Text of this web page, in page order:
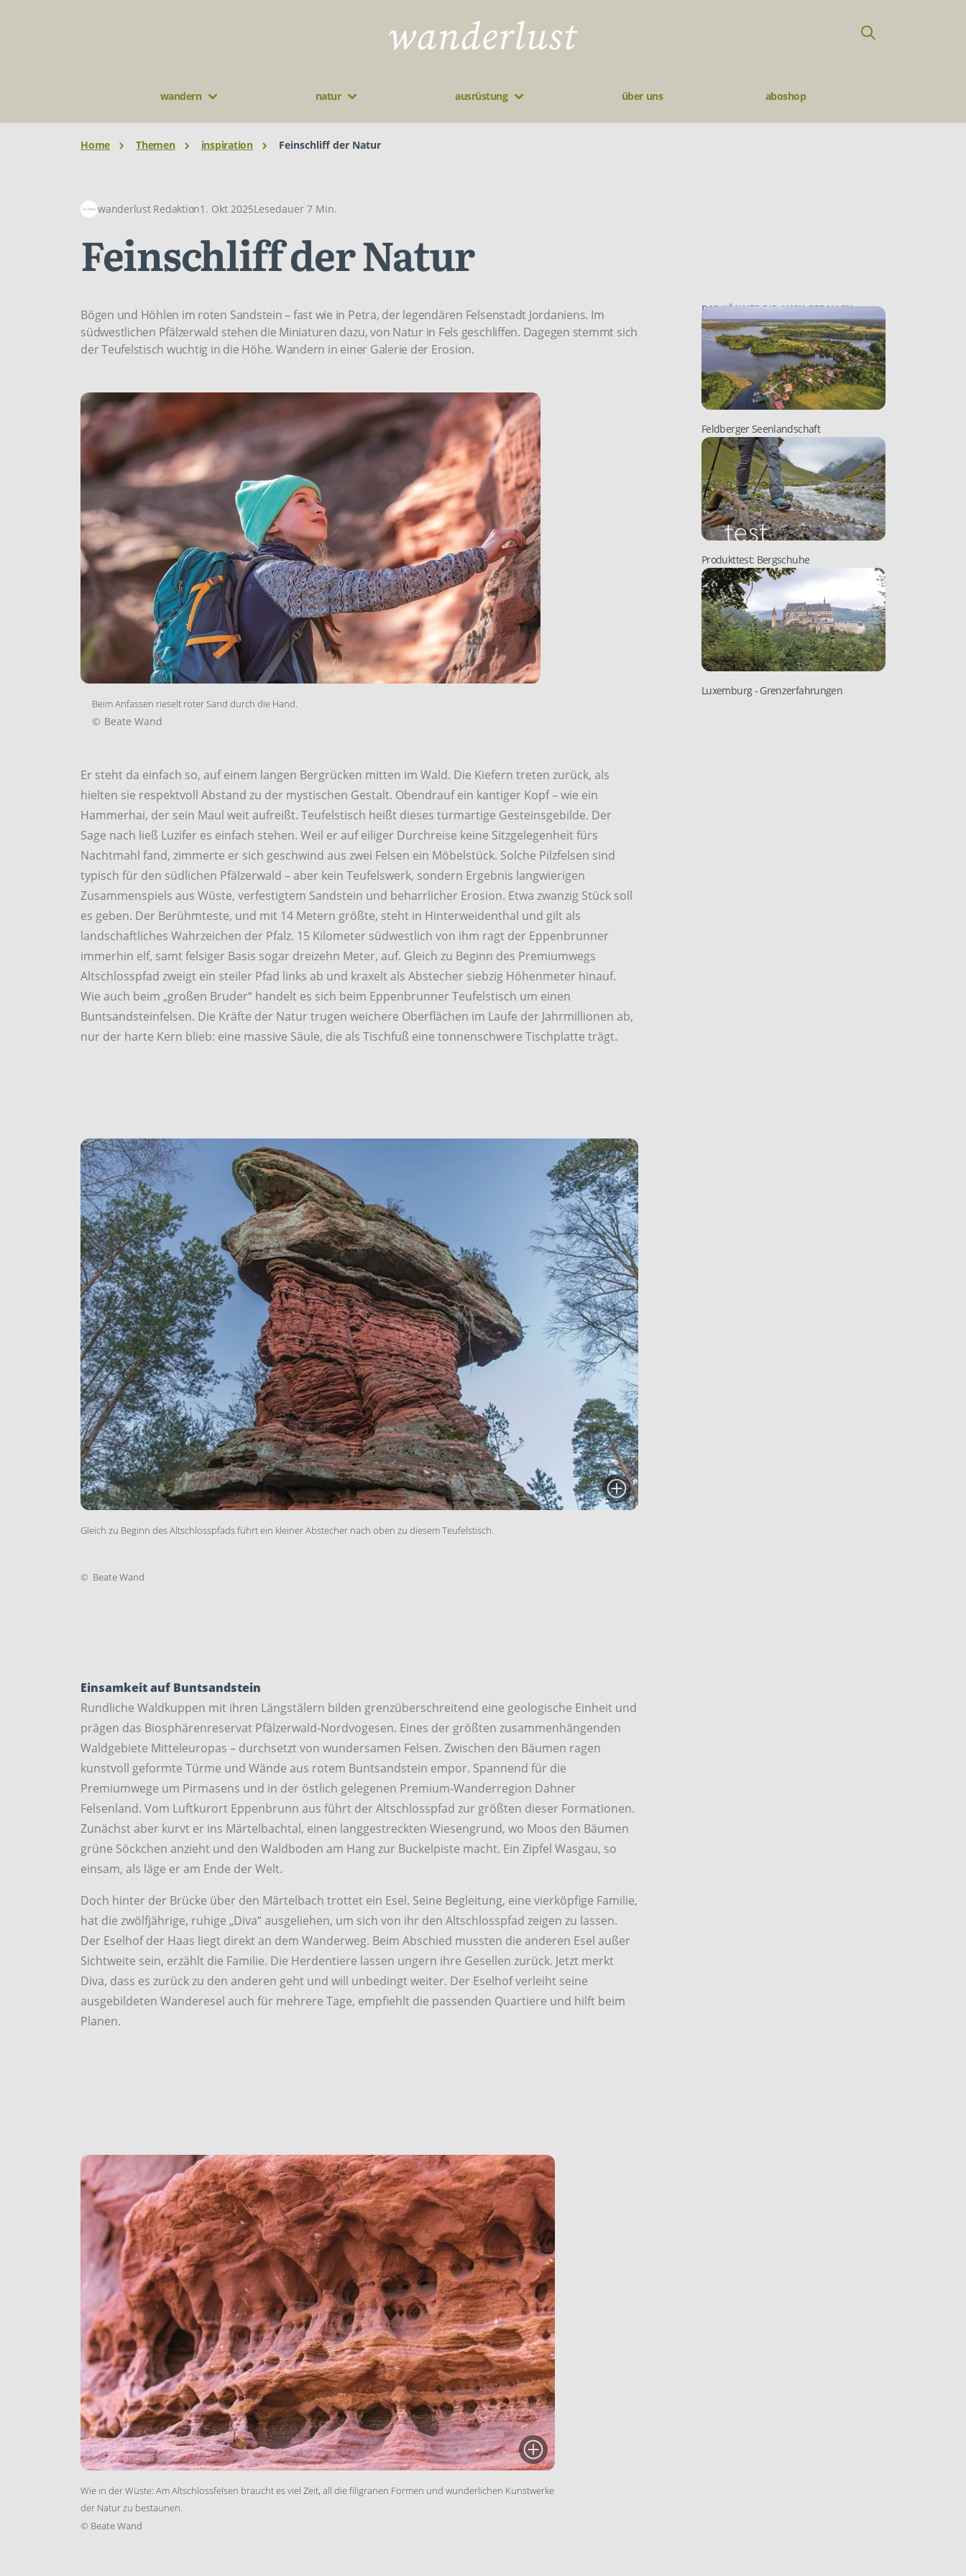
wandern natur ausrüstung über uns aboshop
Home Themen inspiration Feinschliff der Natur
wanderlust Redaktion1. Okt 2025Lesedauer 7 Min.
Feinschliff der Natur
Bögen und Höhlen im roten Sandstein – fast wie in Petra, der­ ­legendären Felsenstadt Jordaniens. Im
südwestlichen Pfälzerwald stehen die Miniaturen dazu, von Natur in Fels geschliffen. Dagegen stemmt sich
der Teufelstisch wuchtig in die Höhe. Wandern in einer Galerie der Erosion.
Beim Anfassen rieselt roter Sand durch die Hand.
© Beate Wand
Er steht da einfach so, auf einem langen Bergrücken mitten im Wald. Die Kiefern treten zurück, als
hielten sie respektvoll Abstand zu der mystischen Gestalt. Obendrauf ein kantiger Kopf – wie ein
Hammerhai, der sein Maul weit aufreißt. Teufelstisch heißt dieses turmartige Gesteinsgebilde. Der
Sage nach ließ Luzifer es einfach stehen. Weil er auf eiliger Durchreise keine Sitzgelegenheit fürs
Nachtmahl fand, zimmerte er sich geschwind aus zwei Felsen ein Möbelstück. Solche Pilzfelsen sind
typisch für den südlichen Pfälzerwald – aber kein Teufelswerk, sondern Ergebnis langwierigen
Zusammenspiels aus Wüste, verfestigtem Sandstein und beharrlicher Erosion. Etwa zwanzig Stück soll
es geben. Der Berühmteste, und mit 14 Metern größte, steht in Hinterweidenthal und gilt als
landschaftliches Wahrzeichen der Pfalz. 15 Kilometer südwestlich von ihm ragt der Eppenbrunner
immerhin elf, samt felsiger Basis sogar dreizehn Meter, auf. Gleich zu Beginn des Premiumwegs
Altschlosspfad zweigt ein steiler Pfad links ab und kraxelt als Abstecher siebzig Höhenmeter hinauf.
Wie auch beim „großen Bruder“ handelt es sich beim Eppenbrunner Teufelstisch um einen
Buntsandsteinfelsen. Die Kräfte der Natur trugen weichere Oberflächen im Laufe der Jahrmillionen ab,
nur der harte Kern blieb: eine massive Säule, die als Tischfuß eine tonnenschwere Tischplatte trägt.
Gleich zu Beginn des Altschlosspfads führt ein kleiner Abstecher nach oben zu diesem Teufelstisch.
© Beate Wand
Einsamkeit auf Buntsandstein
Rundliche Waldkuppen mit ihren Längstälern bilden grenzüberschreitend eine geologische Einheit und
prägen das Biosphärenreservat Pfälzerwald-Nordvogesen. Eines der größten zusammenhängenden
Waldgebiete Mitteleuropas – durchsetzt von wundersamen Felsen. Zwischen den Bäumen ragen
kunstvoll geformte Türme und Wände aus rotem Buntsandstein empor. Spannend für die
Premiumwege um Pirmasens und in der östlich gelegenen Premium-Wanderregion Dahner
Felsenland. Vom Luftkurort Eppenbrunn aus führt der Altschlosspfad zur größten dieser Formationen.
Zunächst aber kurvt er ins Märtelbachtal, einen langgestreckten Wiesengrund, wo Moos den Bäumen
grüne Söckchen anzieht und den Waldboden am Hang zur Buckelpiste macht. Ein Zipfel Wasgau, so
einsam, als läge er am Ende der Welt.
Doch hinter der Brücke über den Märtelbach trottet ein Esel. Seine Begleitung, eine vierköpfige Familie,
hat die zwölfjährige, ruhige „Diva“ ausgeliehen, um sich von ihr den Altschlosspfad zeigen zu lassen.
Der Eselhof der Haas liegt direkt an dem Wanderweg. Beim Abschied mussten die anderen Esel außer
Sichtweite sein, erzählt die Familie. Die Herdentiere lassen ungern ihre Gesellen zurück. Jetzt merkt
Diva, dass es zurück zu den anderen geht und will unbedingt weiter. Der Eselhof verleiht seine
ausgebildeten Wanderesel auch für mehrere Tage, empfiehlt die passenden Quartiere und hilft beim
Planen.
Wie in der Wüste: Am Altschlossfelsen braucht es viel Zeit, all die filigranen Formen und wunderlichen Kunstwerke
der Natur zu bestaunen.
© Beate Wand
DAS KÖNNTE DIR AUCH GEFALLEN:
Feldberger Seenlandschaft
Produkttest: Bergschuhe
Luxemburg- Grenzerfahrungen